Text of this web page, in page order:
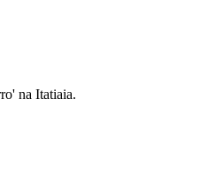
na Itatiaia.